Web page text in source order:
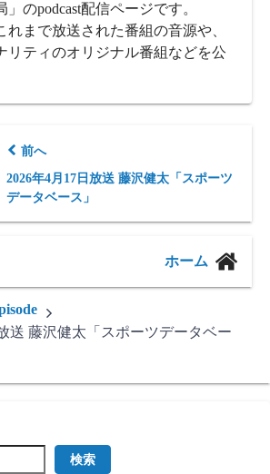
」のpodcast配信ページです。
れまで放送された番組の音源や、
リティのオリジナル番組などを公
前へ
2026年4月17日放送 藤沢健太「スポーツ
データベース」
ホーム
送 藤沢健太「スポーツデータベー
検索